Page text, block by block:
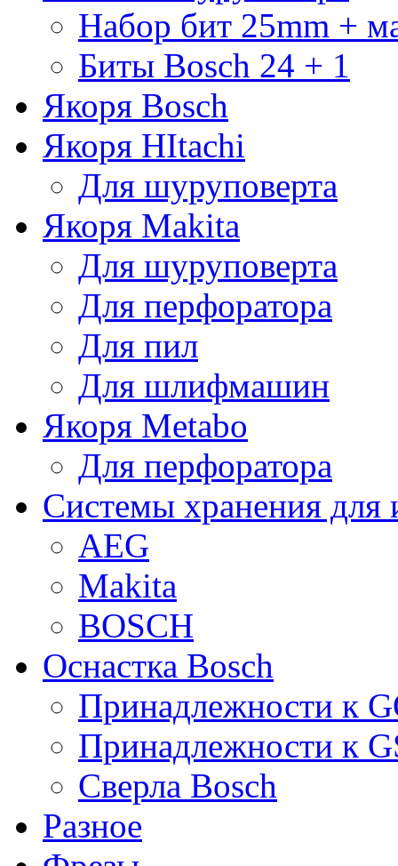
Набор бит 25mm +
Биты Bosch 24 + 1
Якоря Bosch
Якоря HItachi
Для шуруповерта
Якоря Makita
Для шуруповерта
Для перфоратора
Для пил
Для шлифмашин
Якоря Metabo
Для перфоратора
Системы хранения для
AEG
Makita
BOSCH
Оснастка Bosch
Принадлежности к
Принадлежности к
Сверла Bosch
Разное